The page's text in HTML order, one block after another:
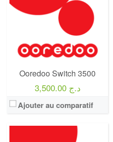
Ooredoo Switch 3500
3,500.00 د.ج
Ajouter au comparatif
Prix:
1 500 Da
1 500 DA
Abonnement (Postpayés)
Internet:50 Go
View Details →
Ooredoo